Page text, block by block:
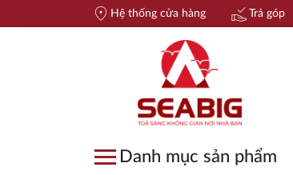
location_on Hệ thống cửa hàng approval_delegation Trả góp
menu Danh mục sản phẩm